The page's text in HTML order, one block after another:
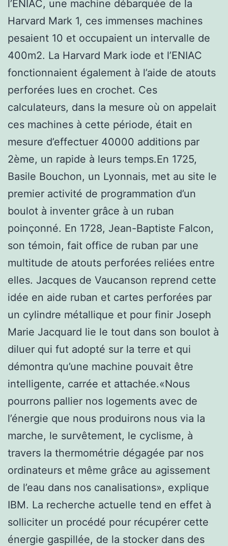
l’ENIAC, une machine débarquée de la
Harvard Mark 1, ces immenses machines
pesaient 10 et occupaient un intervalle de
400m2. La Harvard Mark iode et l’ENIAC
fonctionnaient également à l’aide de atouts
perforées lues en crochet. Ces
calculateurs, dans la mesure où on appelait
ces machines à cette période, était en
mesure d’effectuer 40000 additions par
2ème, un rapide à leurs temps.En 1725,
Basile Bouchon, un Lyonnais, met au site le
premier activité de programmation d’un
boulot à inventer grâce à un ruban
poinçonné. En 1728, Jean-Baptiste Falcon,
son témoin, fait office de ruban par une
multitude de atouts perforées reliées entre
elles. Jacques de Vaucanson reprend cette
idée en aide ruban et cartes perforées par
un cylindre métallique et pour finir Joseph
Marie Jacquard lie le tout dans son boulot à
diluer qui fut adopté sur la terre et qui
démontra qu’une machine pouvait être
intelligente, carrée et attachée.«Nous
pourrons pallier nos logements avec de
l’énergie que nous produirons nous via la
marche, le survêtement, le cyclisme, à
travers la thermométrie dégagée par nos
ordinateurs et même grâce au agissement
de l’eau dans nos canalisations», explique
IBM. La recherche actuelle tend en effet à
solliciter un procédé pour récupérer cette
énergie gaspillée, de la stocker dans des